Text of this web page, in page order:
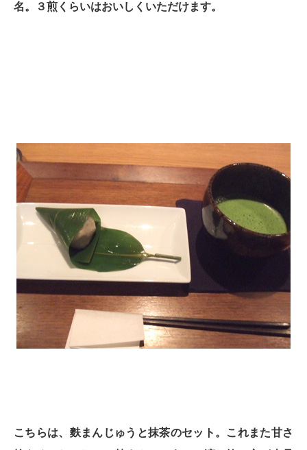
名。３煎くらいはおいしくいただけます。
こちらは、麩まんじゅうと抹茶のセット。これまた甘さ